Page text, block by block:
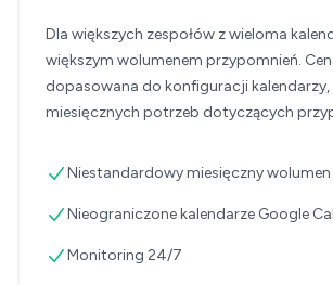
Dla większych zespołów z wieloma
większym wolumenem przypomnień.
dopasowana do konfiguracji kalendarzy,
miesięcznych potrzeb dotyczących
Niestandardowy miesięczny wolumen
Nieograniczone kalendarze Google
Monitoring 24/7